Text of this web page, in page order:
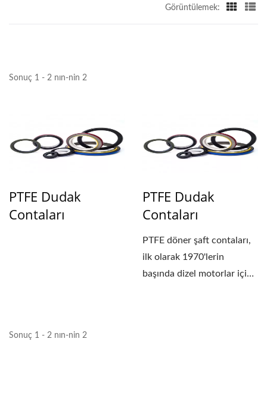
Görüntülemek:
Sonuç 1 - 2 nın-nin 2
PTFE Dudak
Contaları
PTFE Dudak
Contaları
PTFE döner şaft contaları,
ilk olarak 1970'lerin
başında dizel motorlar için
Sonuç 1 - 2 nın-nin 2